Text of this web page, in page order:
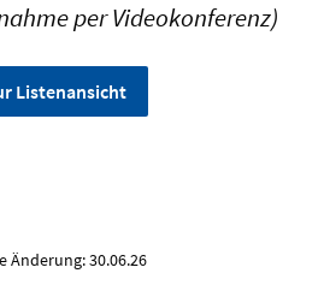
per Videokonferenz)
Listenansicht
Änderung: 30.06.26